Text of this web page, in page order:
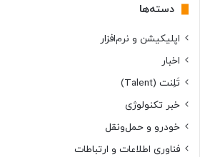
دسته‌ها
اپلیکیشن و نرم‌افزار
اخبار
تَلِنت (Talent)
خبر تکنولوژی
خودرو و حمل‌و‌نقل
فناوری اطلاعات و ارتباطات